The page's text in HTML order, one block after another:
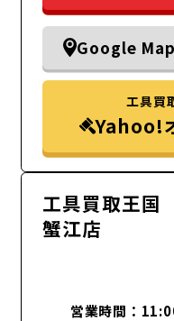
Google Map
工具買
Yahoo!
工具買取王国
蟹江店
営業時間：